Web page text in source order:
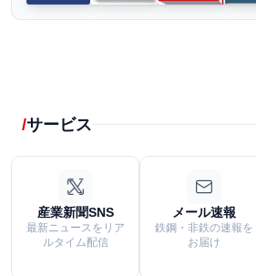
サービス
産業新聞SNS
最新ニュースをリア
ルタイム配信
メール速報
鉄鋼・非鉄の速報を
お届け